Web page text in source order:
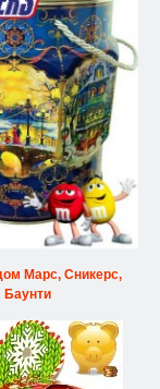
Марс, Сникерс,
Баунти